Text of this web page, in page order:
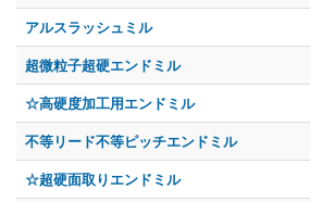
アルスラッシュミル
超微粒子超硬エンドミル
☆高硬度加工用エンドミル
不等リード不等ピッチエンドミル
☆超硬面取りエンドミル